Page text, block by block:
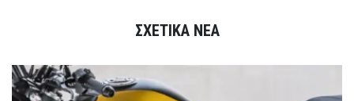
ΣΧΕΤΙΚΑ ΝΕΑ